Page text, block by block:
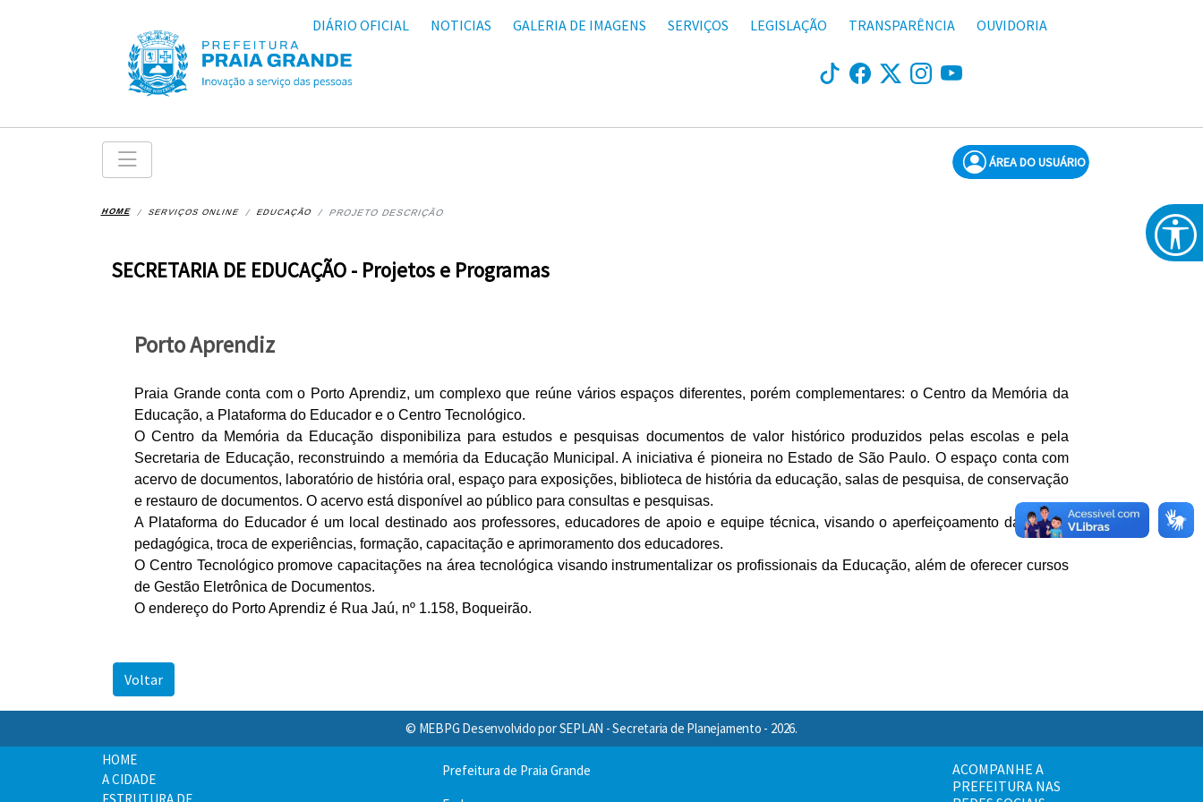
DIÁRIO OFICIAL NOTICIAS GALERIA DE IMAGENS SERVIÇOS LEGISLAÇÃO TRANSPARÊNCIA OUVIDORIA
ÁREA DO USUÁRIO
HOME SERVIÇOS ONLINE EDUCAÇÃO PROJETO DESCRIÇÃO
SECRETARIA DE EDUCAÇÃO - Projetos e Programas
Porto Aprendiz
Praia Grande conta com o Porto Aprendiz, um complexo que reúne vários espaços diferentes, porém complementares: o Centro da Memória da
Educação, a Plataforma do Educador e o Centro Tecnológico.
O Centro da Memória da Educação disponibiliza para estudos e pesquisas documentos de valor histórico produzidos pelas escolas e pela
Secretaria de Educação, reconstruindo a memória da Educação Municipal. A iniciativa é pioneira no Estado de São Paulo. O espaço conta com
acervo de documentos, laboratório de história oral, espaço para exposições, biblioteca de história da educação, salas de pesquisa, de conservação
e restauro de documentos. O acervo está disponível ao público para consultas e pesquisas.
A Plataforma do Educador é um local destinado aos professores, educadores de apoio e equipe técnica, visando o aperfeiçoamento da prática
pedagógica, troca de experiências, formação, capacitação e aprimoramento dos educadores.
O Centro Tecnológico promove capacitações na área tecnológica visando instrumentalizar os profissionais da Educação, além de oferecer cursos
de Gestão Eletrônica de Documentos.
O endereço do Porto Aprendiz é Rua Jaú, nº 1.158, Boqueirão.
Voltar
© MEBPG Desenvolvido por SEPLAN - Secretaria de Planejamento - 2026.
HOME
A CIDADE
Prefeitura de Praia Grande
ACOMPANHE A
PREFEITURA NAS